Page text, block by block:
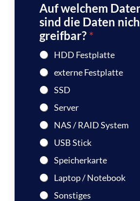
Auf welchem
sind die Daten
greifbar? *
HDD Festplatte
externe Festplatte
SSD
Server
NAS / RAID System
USB Stick
Speicherkarte
Laptop / Notebook
Sonstiges